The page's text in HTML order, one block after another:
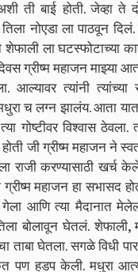
ती बाई होती. जेव्हा ते
नोएडा ला पाठवून
शेफाली ला घटस्फोटाच्या
ग्रीष्म महाजन माझ्या
आल्यावर त्यांनी
च लग्न झालंय. आता
गोष्टीवर विश्वास
जी ग्रीष्म महाजन ने
राजी करण्यासाठी
ग्रीष्म महाजन हा सभासद
आणि त्या मैदानात
बोलावून घेतलं. शेफाली,
ताबा घेतला. सगळे विधी
पण हडप केली. मधुरा